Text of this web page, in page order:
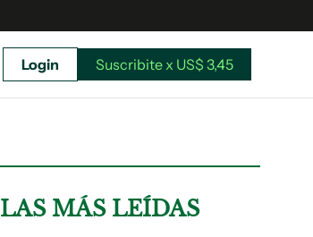
Login Suscribite x US$ 3,45
LAS MÁS LEÍDAS